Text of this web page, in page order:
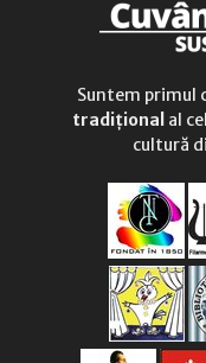
Suntem primul
tradițional al
cultură